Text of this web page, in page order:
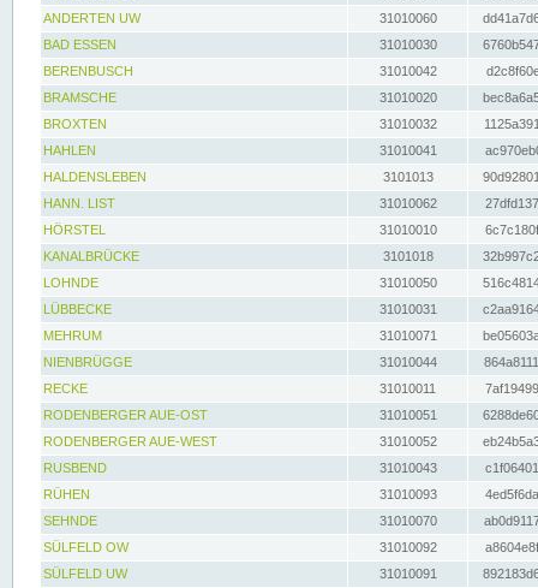
ANDERTEN UW
31010060
BAD ESSEN
31010030
BERENBUSCH
31010042
BRAMSCHE
31010020
BROXTEN
31010032
HAHLEN
31010041
HALDENSLEBEN
3101013
HANN. LIST
31010062
HÖRSTEL
31010010
KANALBRÜCKE
3101018
LOHNDE
31010050
LÜBBECKE
31010031
MEHRUM
31010071
NIENBRÜGGE
31010044
RECKE
31010011
RODENBERGER AUE-OST
31010051
RODENBERGER AUE-WEST
31010052
RUSBEND
31010043
RÜHEN
31010093
SEHNDE
31010070
SÜLFELD OW
31010092
SÜLFELD UW
31010091